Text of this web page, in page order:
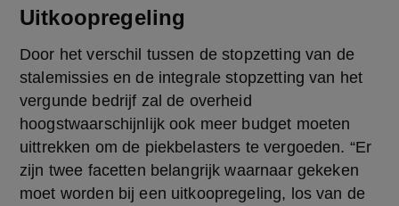
Uitkoopregeling
Door het verschil tussen de stopzetting van de
stalemissies en de integrale stopzetting van het
vergunde bedrijf zal de overheid
hoogstwaarschijnlijk ook meer budget moeten
uittrekken om de piekbelasters te vergoeden. “Er
zijn twee facetten belangrijk waarnaar gekeken
moet worden bij een uitkoopregeling, los van de